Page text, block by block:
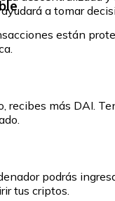
a tomar
están
recibes más DAI.
podrás
tus criptos.